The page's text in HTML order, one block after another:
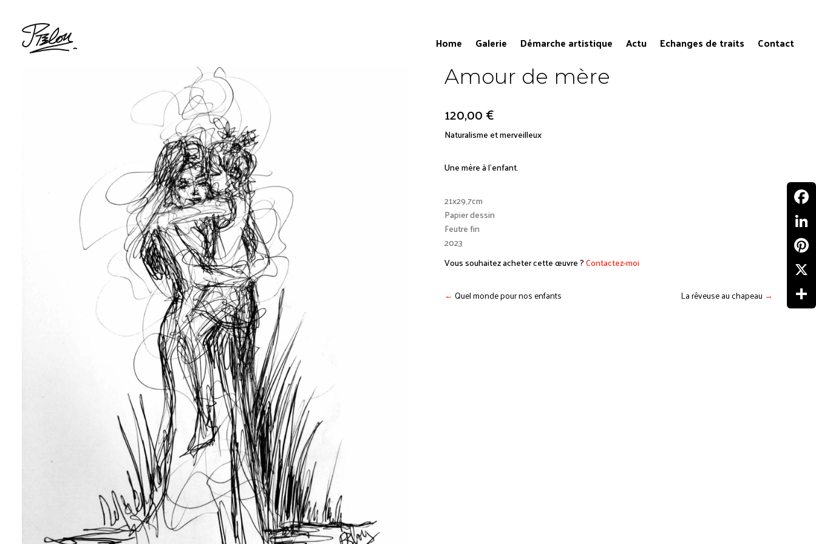
Home Galerie Démarche artistique Actu Echanges de traits Contact
Amour de mère
120,00€
Naturalisme et merveilleux
Une mère à l’enfant.
21x29,7cm
Papier dessin
Feutre fin
2023
Vous souhaitez acheter cette œuvre ?Contactez-moi
← Quel monde pour nos enfants La rêveuse au chapeau →
X